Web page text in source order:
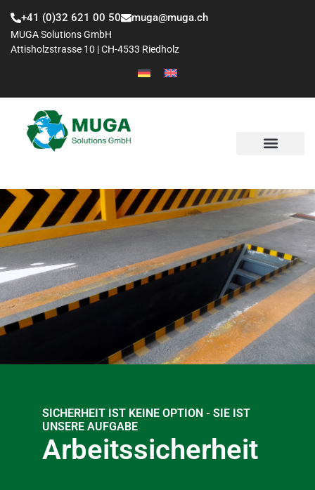
+41 (0)32 621 00 50 muga@muga.ch
MUGA Solutions GmbH
Attisholzstrasse 10 | CH-4533 Riedholz
SICHERHEIT IST KEINE OPTION - SIE IST
UNSERE AUFGABE
Arbeitssicherheit